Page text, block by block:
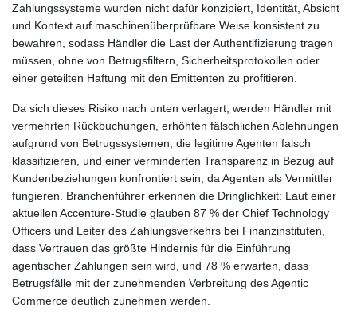
Zahlungssysteme wurden nicht dafür konzipiert, Identität, Absicht
und Kontext auf maschinenüberprüfbare Weise konsistent zu
bewahren, sodass Händler die Last der Authentifizierung tragen
müssen, ohne von Betrugsfiltern, Sicherheitsprotokollen oder
einer geteilten Haftung mit den Emittenten zu profitieren.
Da sich dieses Risiko nach unten verlagert, werden Händler mit
vermehrten Rückbuchungen, erhöhten fälschlichen Ablehnungen
aufgrund von Betrugssystemen, die legitime Agenten falsch
klassifizieren, und einer verminderten Transparenz in Bezug auf
Kundenbeziehungen konfrontiert sein, da Agenten als Vermittler
fungieren. Branchenführer erkennen die Dringlichkeit: Laut einer
aktuellen Accenture-Studie glauben 87 % der Chief Technology
Officers und Leiter des Zahlungsverkehrs bei Finanzinstituten,
dass Vertrauen das größte Hindernis für die Einführung
agentischer Zahlungen sein wird, und 78 % erwarten, dass
Betrugsfälle mit der zunehmenden Verbreitung des Agentic
Commerce deutlich zunehmen werden.